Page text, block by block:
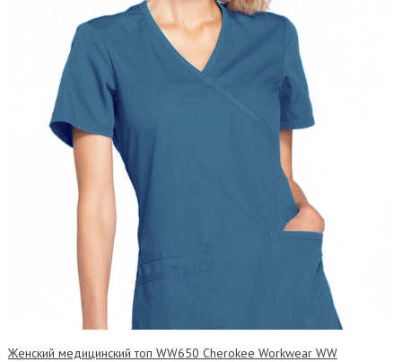
Женский медицинский топ WW650 Cherokee Workwear WW